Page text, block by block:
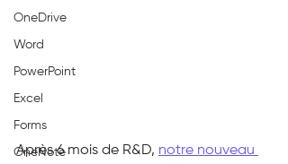
OneDrive
Word
PowerPoint
Excel
Forms
OneNote
Après 6 mois de R&D, notre nouveau